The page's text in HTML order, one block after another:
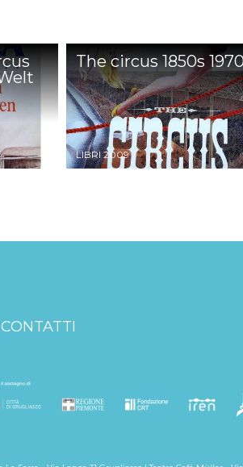
The circus 1850s
LIBRI 2009
CONTATTI